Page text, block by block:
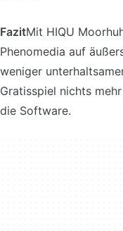
FazitMit HIQU
Phenomedia auf
weniger
Gratisspiel nichts
die Software.